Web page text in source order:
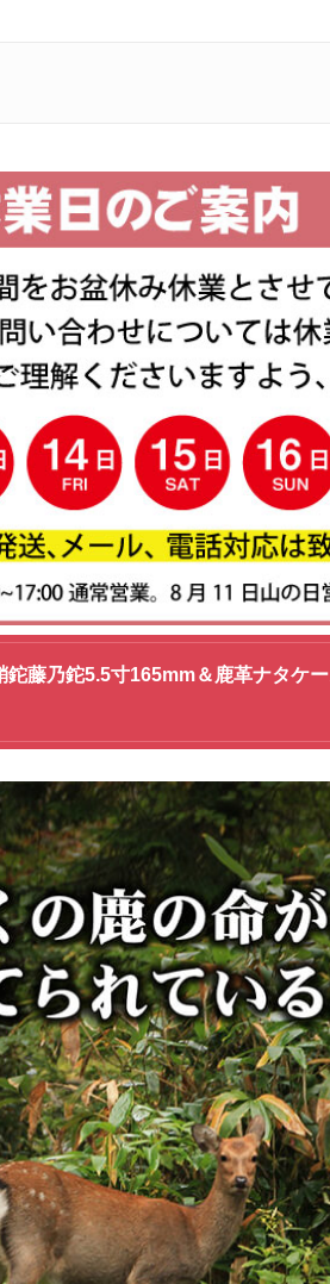
藤乃鉈5.5寸165mm＆鹿革ナタケ